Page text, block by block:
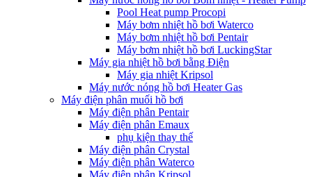
Pool Heat pump Procopi
Máy bơm nhiệt hồ bơi Waterco
Máy bơm nhiệt hồ bơi Pentair
Máy bơm nhiệt hồ bơi LuckingStar
Máy gia nhiệt hồ bơi bằng Điện
Máy gia nhiệt Kripsol
Máy nước nóng hồ bơi Heater Gas
Máy điện phân muối hồ bơi
Máy điện phân Pentair
Máy điện phân Emaux
phụ kiện thay thế
Máy điện phân Crystal
Máy điện phân Waterco
Máy điện phân Kripsol